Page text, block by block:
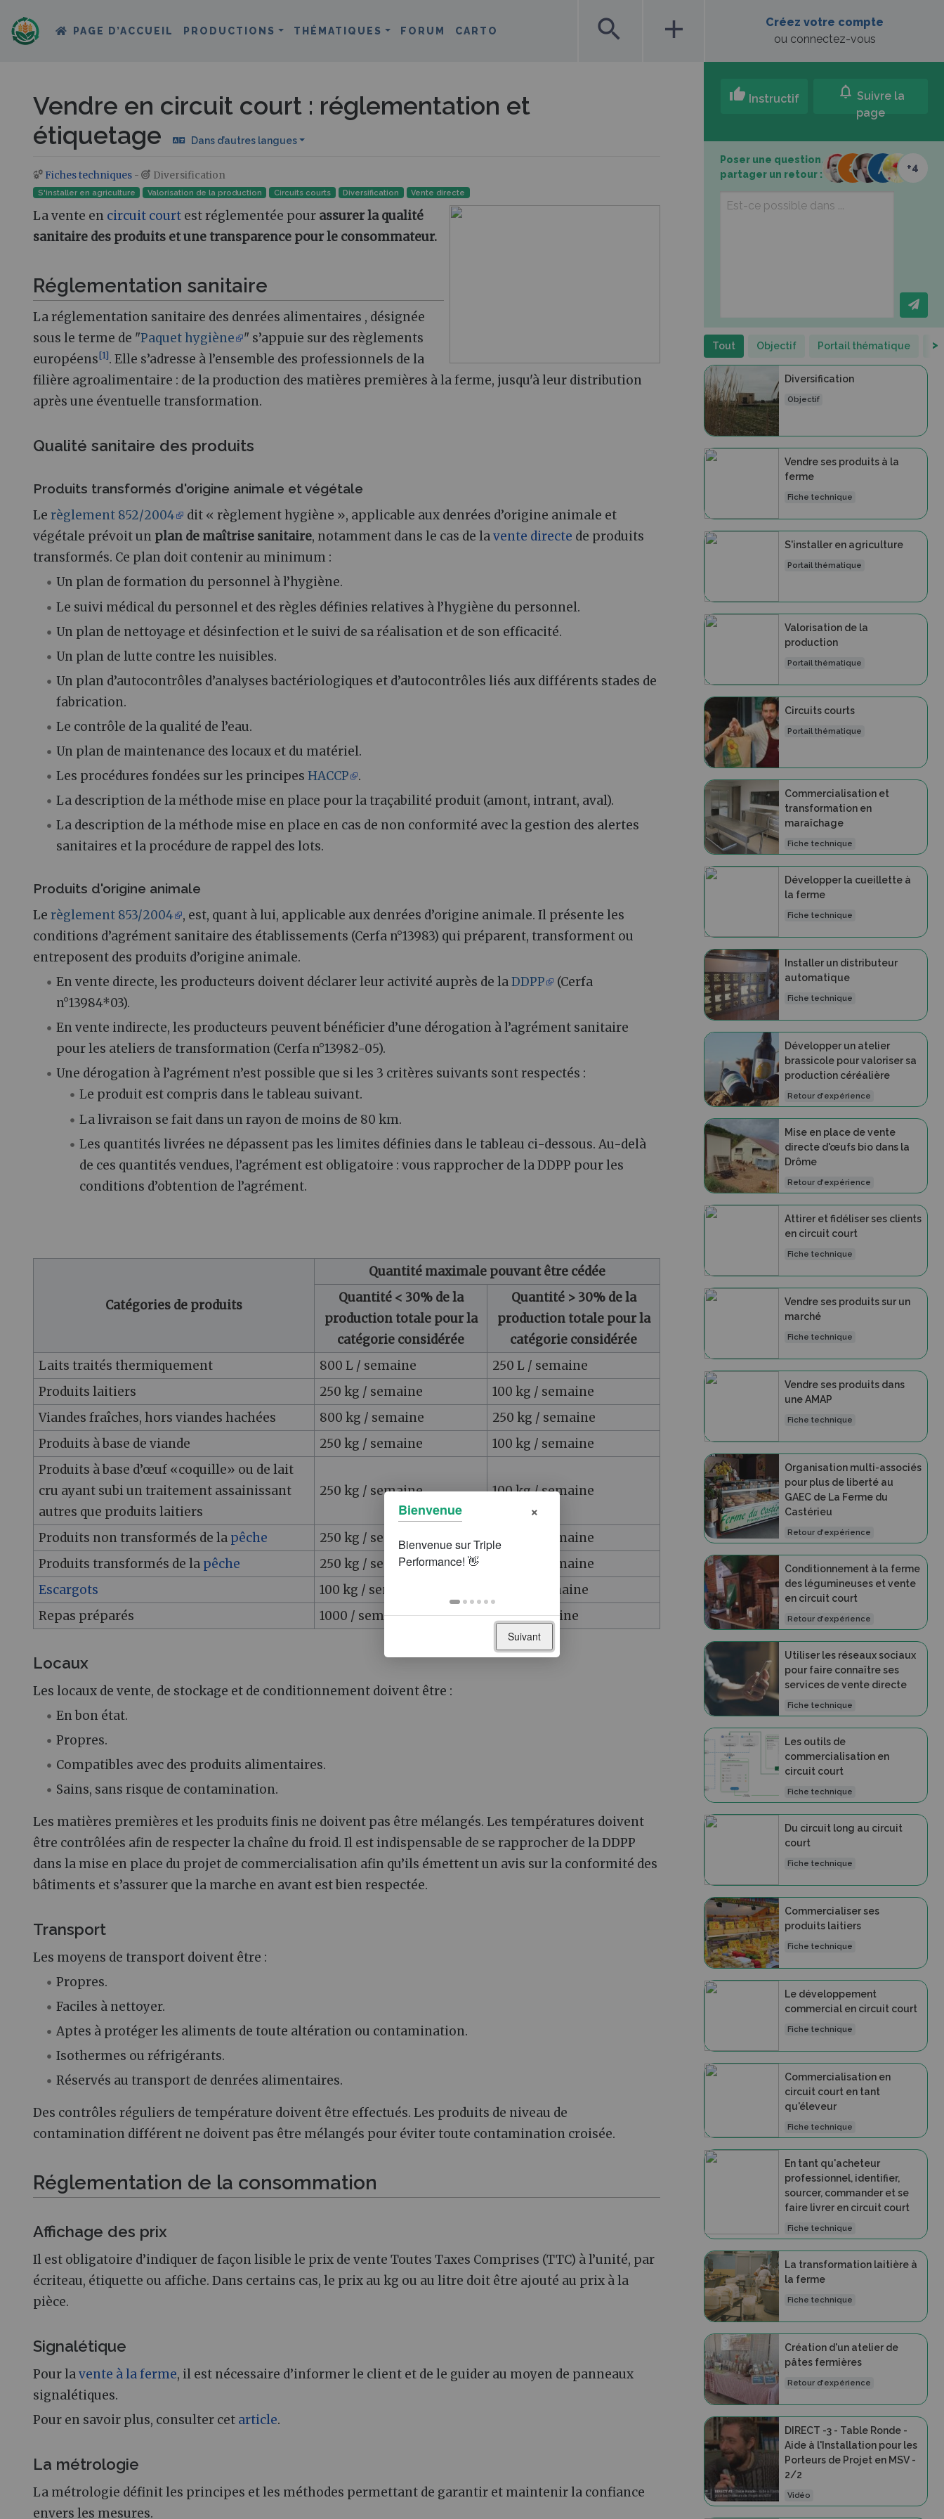
PAGE D’ACCUEIL PRODUCTIONS THÉMATIQUES FORUM CARTO search add
Créez votre compte
ou connectez-vous
Vendre en circuit court : réglementation et
étiquetage
Dans d’autres langues
Aller à :navigation,rechercher
Fiches techniques - Diversification
S'installer en agriculture Valorisation de la production Circuits courts Diversification Vente directe
La vente en circuit court est réglementée pour assurer la qualité
sanitaire des produits et une transparence pour le consommateur.
Réglementation sanitaire
La réglementation sanitaire des denrées alimentaires , désignée
sous le terme de "Paquet hygiène
" s’appuie sur des règlements
européens[1]. Elle s’adresse à l’ensemble des professionnels de la
filière agroalimentaire : de la production des matières premières à la ferme, jusqu'à leur distribution
après une éventuelle transformation.
Qualité sanitaire des produits
Produits transformés d'origine animale et végétale
Le règlement 852/2004
dit « règlement hygiène », applicable aux denrées d’origine animale et
végétale prévoit un plan de maîtrise sanitaire, notamment dans le cas de lavente directe de produits
transformés. Ce plan doit contenir au minimum :
Un plan de formation du personnel à l’hygiène.
Le suivi médical du personnel et des règles définies relatives à l’hygiène du personnel.
Un plan de nettoyage et désinfection et le suivi de sa réalisation et de son efficacité.
Un plan de lutte contre les nuisibles.
Un plan d’autocontrôles d’analyses bactériologiques et d’autocontrôles liés aux différents stades de
fabrication.
Le contrôle de la qualité de l’eau.
Un plan de maintenance des locaux et du matériel.
Les procédures fondées sur les principesHACCP
.
La description de la méthode mise en place pour la traçabilité produit (amont, intrant, aval).
La description de la méthode mise en place en cas de non conformité avec la gestion des alertes
sanitaires et la procédure de rappel des lots.
Produits d'origine animale
Le règlement 853/2004
, est, quant à lui, applicable aux denrées d’origine animale. Il présente les
conditions d’agrément sanitaire des établissements (Cerfa n°13983) qui préparent, transforment ou
entreposent des produits d’origine animale.
En vente directe, les producteurs doivent déclarer leur activité auprès de laDDPP
(Cerfa
n°13984*03).
En vente indirecte, les producteurs peuvent bénéficier d’une dérogation à l’agrément sanitaire
pour les ateliers de transformation (Cerfa n°13982-05).
Une dérogation à l’agrément n’est possible que si les 3 critères suivants sont respectés :
Le produit est compris dans le tableau suivant.
La livraison se fait dans un rayon de moins de 80 km.
Les quantités livrées ne dépassent pas les limites définies dans le tableau ci-dessous. Au-delà
de ces quantités vendues, l’agrément est obligatoire : vous rapprocher de la DDPP pour les
conditions d’obtention de l’agrément.
Catégories de produits
Quantité maximale pouvant être cédée
Quantité < 30% de la
production totale pour la
catégorie considérée
Quantité > 30% de la
production totale pour la
catégorie considérée
Laits traités thermiquement
800 L / semaine
250 L / semaine
Produits laitiers
250 kg / semaine
100 kg / semaine
Viandes fraîches, hors viandes hachées
800 kg / semaine
250 kg / semaine
Produits à base de viande
250 kg / semaine
100 kg / semaine
Produits à base d’œuf «coquille» ou de lait
cru ayant subi un traitement assainissant
autres que produits laitiers
250 kg / semaine 100 kg / semaine
Produits non transformés de la pêche 250 kg / semaine
100 kg / semaine
Produits transformés de la pêche 250 kg / semaine
100 kg / semaine
Escargots
100 kg / semaine
30 kg / semaine
Repas préparés
1000 / semaine 400 / semaine
Locaux
Les locaux de vente, de stockage et de conditionnement doivent être :
En bon état.
Propres.
Compatibles avec des produits alimentaires.
Sains, sans risque de contamination.
Les matières premières et les produits finis ne doivent pas être mélangés. Les températures doivent
être contrôlées afin de respecter la chaîne du froid. Il est indispensable de se rapprocher de la DDPP
dans la mise en place du projet de commercialisation afin qu’ils émettent un avis sur la conformité des
bâtiments et s’assurer que la marche en avant est bien respectée.
Transport
Les moyens de transport doivent être :
Propres.
Faciles à nettoyer.
Aptes à protéger les aliments de toute altération ou contamination.
Isothermes ou réfrigérants.
Réservés au transport de denrées alimentaires.
Des contrôles réguliers de température doivent être effectués. Les produits de niveau de
contamination différent ne doivent pas être mélangés pour éviter toute contamination croisée.
Réglementation de la consommation
Affichage des prix
Il est obligatoire d’indiquer de façon lisible le prix de vente Toutes Taxes Comprises (TTC) à l’unité, par
écriteau, étiquette ou affiche. Dans certains cas, le prix au kg ou au litre doit être ajouté au prix à la
pièce.
Signalétique
Pour lavente à la ferme, il est nécessaire d’informer le client et de le guider au moyen de panneaux
signalétiques.
Pour en savoir plus, consulter cet article.
La métrologie
La métrologie définit les principes et les méthodes permettant de garantir et maintenir la confiance
envers les mesures.
thumb_up Instructif notifications Suivre la
page
Poser une question,
partager un retour :
+4
Tout Objectif Portail thématique >
Diversification
Objectif
Vendre ses produits à la
ferme
Fiche technique
S'installer en agriculture
Portail thématique
Valorisation de la
production
Portail thématique
Circuits courts
Portail thématique
Commercialisation et
transformation en
maraîchage
Fiche technique
Développer la cueillette à
la ferme
Fiche technique
Installer un distributeur
automatique
Fiche technique
Développer un atelier
brassicole pour valoriser sa
production céréalière
Retour d'expérience
Mise en place de vente
directe d'œufs bio dans la
Drôme
Retour d'expérience
Attirer et fidéliser ses clients
en circuit court
Fiche technique
Vendre ses produits sur un
marché
Fiche technique
Vendre ses produits dans
une AMAP
Fiche technique
Organisation multi-associés
pour plus de liberté au
GAEC de La Ferme du
Castérieu
Retour d'expérience
Conditionnement à la ferme
des légumineuses et vente
en circuit court
Retour d'expérience
Utiliser les réseaux sociaux
pour faire connaître ses
services de vente directe
Fiche technique
Les outils de
commercialisation en
circuit court
Fiche technique
Du circuit long au circuit
court
Fiche technique
Commercialiser ses
produits laitiers
Fiche technique
Le développement
commercial en circuit court
Fiche technique
Commercialisation en
circuit court en tant
qu'éleveur
Fiche technique
En tant qu'acheteur
professionnel, identifier,
sourcer, commander et se
faire livrer en circuit court
Fiche technique
La transformation laitière à
la ferme
Fiche technique
Création d'un atelier de
pâtes fermières
Retour d'expérience
DIRECT -3 - Table Ronde -
Aide à l'Installation pour les
Porteurs de Projet en MSV -
2/2
Vidéo
Bienvenue ×
Suivant